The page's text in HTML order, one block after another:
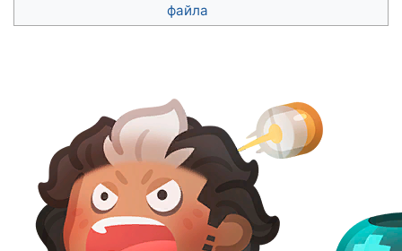
файла